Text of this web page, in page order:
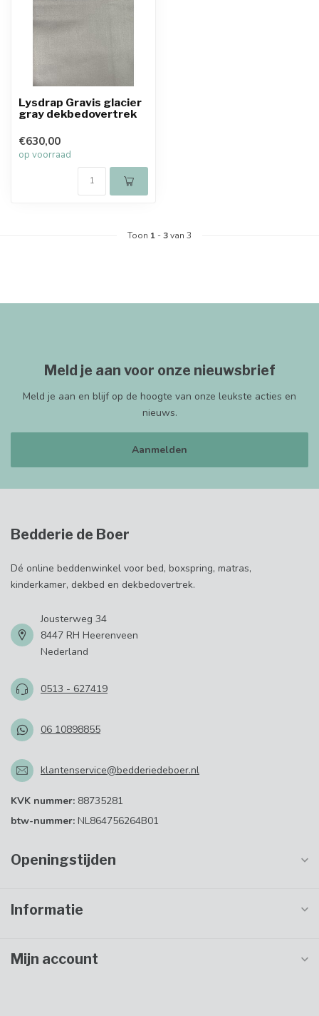
Lysdrap Gravis glacier
gray dekbedovertrek
€630,00
op voorraad
Toon 1 -3van 3
Meld je aan voor onze nieuwsbrief
Meld je aan en blijf op de hoogte van onze leukste acties en
nieuws.
Aanmelden
Bedderie de Boer
Dé online beddenwinkel voor bed, boxspring, matras,
kinderkamer, dekbed en dekbedovertrek.
Jousterweg 34
8447 RH Heerenveen
Nederland
0513 - 627419
06 10898855
klantenservice@bedderiedeboer.nl
KVK nummer: 88735281
btw-nummer: NL864756264B01
Openingstijden
Informatie
Mijn account